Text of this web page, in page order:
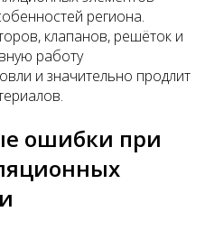
региона.
клапанов, решёток и
работу
и значительно продлит
ошибки при